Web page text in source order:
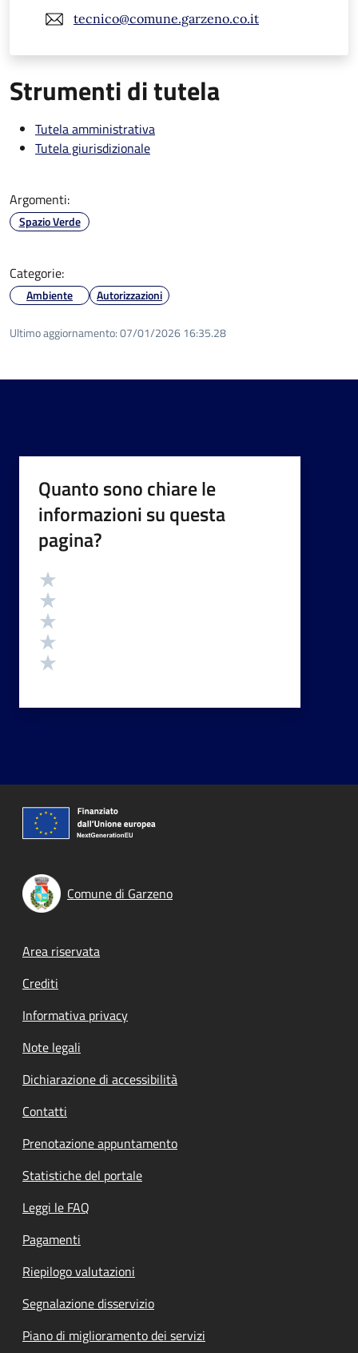
tecnico@comune.garzeno.co.it
Strumenti di tutela
Tutela amministrativa
Tutela giurisdizionale
Argomenti:
Spazio Verde
Categorie:
Ambiente Autorizzazioni
Ultimo aggiornamento:07/01/2026 16:35.28
Quanto sono chiare le
informazioni su questa
pagina?
Valutazione
Comune di Garzeno
Footer menu
Area riservata
Crediti
Informativa privacy
Note legali
Dichiarazione di accessibilità
Contatti
Prenotazione appuntamento
Statistiche del portale
Leggi le FAQ
Pagamenti
Riepilogo valutazioni
Segnalazione disservizio
Piano di miglioramento dei servizi